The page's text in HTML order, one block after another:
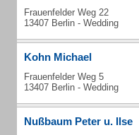
Frauenfelder Weg 22
13407 Berlin - Wedding
Kohn Michael
Frauenfelder Weg 5
13407 Berlin - Wedding
Nußbaum Peter u. Ilse